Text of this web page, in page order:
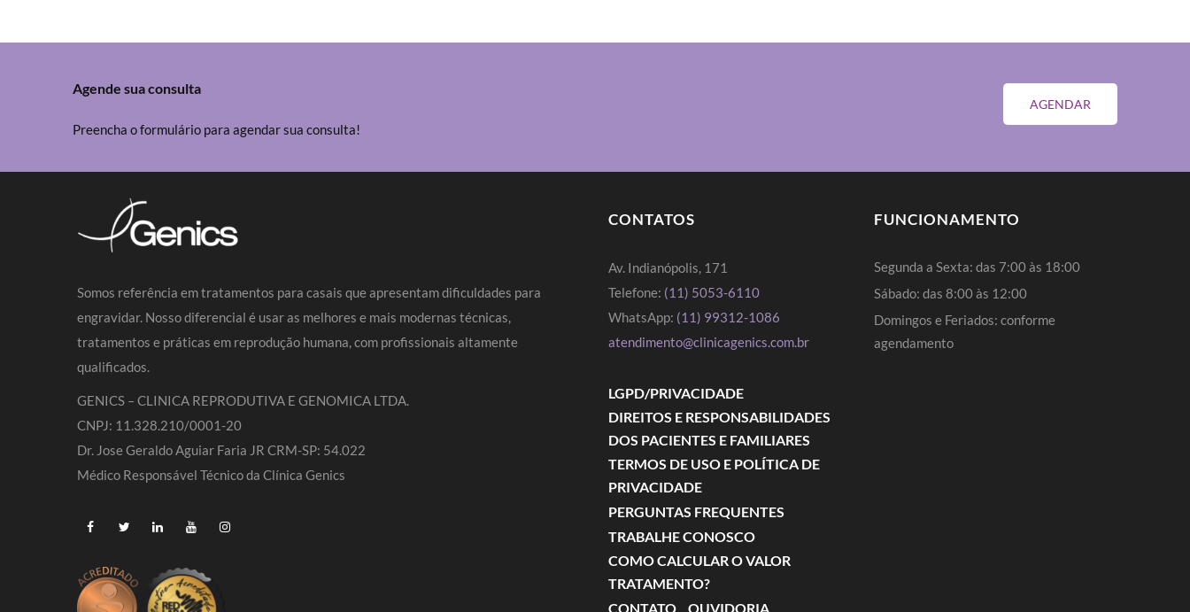
AGENDAR
Agende sua consulta
Preencha o formulário para agendar sua consulta!
Somos referência em tratamentos para casais que apresentam dificuldades para
engravidar. Nosso diferencial é usar as melhores e mais modernas técnicas,
tratamentos e práticas em reprodução humana, com profissionais altamente
qualificados.
GENICS – CLINICA REPRODUTIVA E GENOMICA LTDA.
CNPJ: 11.328.210/0001-20
Dr. Jose Geraldo Aguiar Faria JR CRM-SP: 54.022
Médico Responsável Técnico da Clínica Genics
CONTATOS
Av. Indianópolis, 171
Telefone: (11) 5053-6110
WhatsApp: (11) 99312-1086
atendimento@clinicagenics.com.br
LGPD/PRIVACIDADE
DIREITOS E RESPONSABILIDADES
DOS PACIENTES E FAMILIARES
TERMOS DE USO E POLÍTICA DE
PRIVACIDADE
PERGUNTAS FREQUENTES
TRABALHE CONOSCO
COMO CALCULAR O VALOR
TRATAMENTO?
CONTATO
OUVIDORIA
FUNCIONAMENTO
Segunda a Sexta: das 7:00 às 18:00
Sábado: das 8:00 às 12:00
Domingos e Feriados: conforme
agendamento